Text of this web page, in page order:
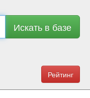
Искать в базе
Рейтинг